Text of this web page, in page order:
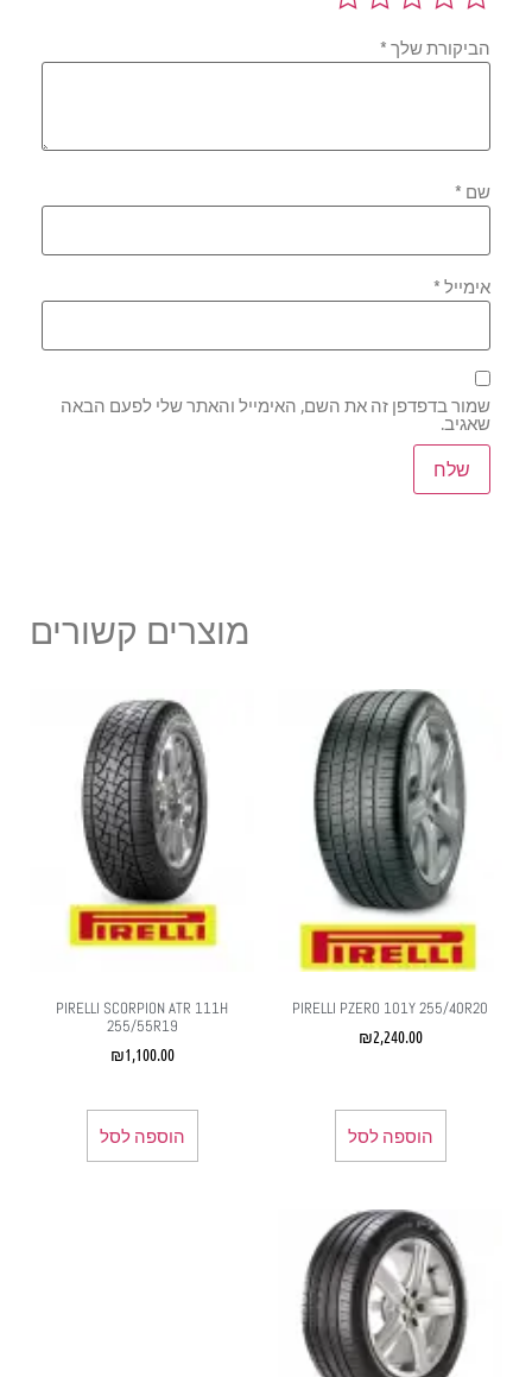
הביקורת שלך*
שם*
אימייל*
שמור בדפדפן זה את השם, האימייל והאתר שלי לפעם הבאה
שאגיב.
מוצרים קשורים
PIRELLI PZERO 101Y 255/40R20
₪2,240.00
הוספה לסל
PIRELLI SCORPION ATR 111H
255/55R19
₪1,100.00
הוספה לסל